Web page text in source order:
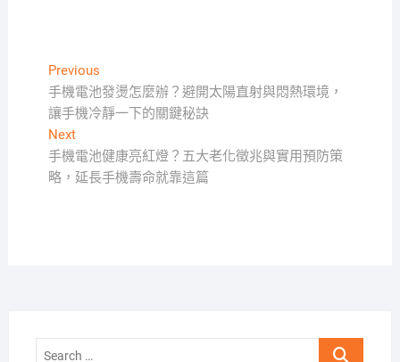
文
章
導
覽
PreviousPrevious
post:
手機電池發燙怎麼辦？避開太陽直射與悶熱環境，
讓手機冷靜一下的關鍵秘訣
NextNext
post:
手機電池健康亮紅燈？五大老化徵兆與實用預防策
略，延長手機壽命就靠這篇
Search